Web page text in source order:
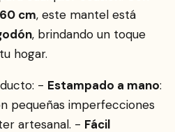
cm, este mantel está
, brindando un toque
hogar.
- Estampado a mano:
pequeñas imperfecciones
artesanal. - Fácil